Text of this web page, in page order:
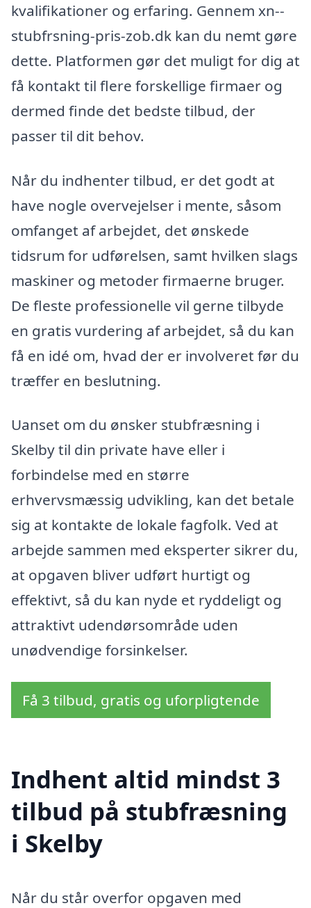
kvalifikationer og erfaring. Gennem xn--
stubfrsning-pris-zob.dk kan du nemt gøre
dette. Platformen gør det muligt for dig at
få kontakt til flere forskellige firmaer og
dermed finde det bedste tilbud, der
passer til dit behov.
Når du indhenter tilbud, er det godt at
have nogle overvejelser i mente, såsom
omfanget af arbejdet, det ønskede
tidsrum for udførelsen, samt hvilken slags
maskiner og metoder firmaerne bruger.
De fleste professionelle vil gerne tilbyde
en gratis vurdering af arbejdet, så du kan
få en idé om, hvad der er involveret før du
træffer en beslutning.
Uanset om du ønsker stubfræsning i
Skelby til din private have eller i
forbindelse med en større
erhvervsmæssig udvikling, kan det betale
sig at kontakte de lokale fagfolk. Ved at
arbejde sammen med eksperter sikrer du,
at opgaven bliver udført hurtigt og
effektivt, så du kan nyde et ryddeligt og
attraktivt udendørsområde uden
unødvendige forsinkelser.
Få 3 tilbud, gratis og uforpligtende
Indhent altid mindst 3
tilbud på stubfræsning
i Skelby
Når du står overfor opgaven med